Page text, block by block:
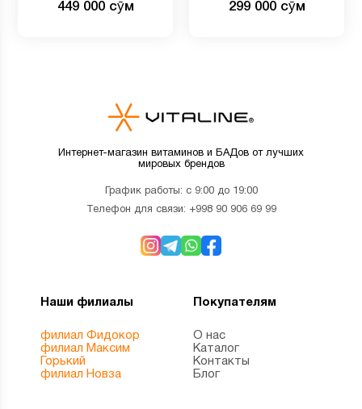
комплексы с ДГК, 60
449 000 сӯм
таблеток299 000 сӯм
Интернет-магазин витаминов и БАДов от лучших
мировых брендов
График работы: с 9:00 до 19:00
Телефон для связи: +998 90 906 69 99
Наши филиалы
филиал Фидокор
филиал Максим
Горький
филиал Новза
Покупателям
О нас
Каталог
Контакты
Блог